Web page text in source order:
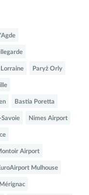
Paryż Orly
Bastia Poretta
Nimes Airport
Airport
Mulhouse